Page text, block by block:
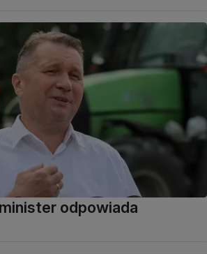
odpowiada